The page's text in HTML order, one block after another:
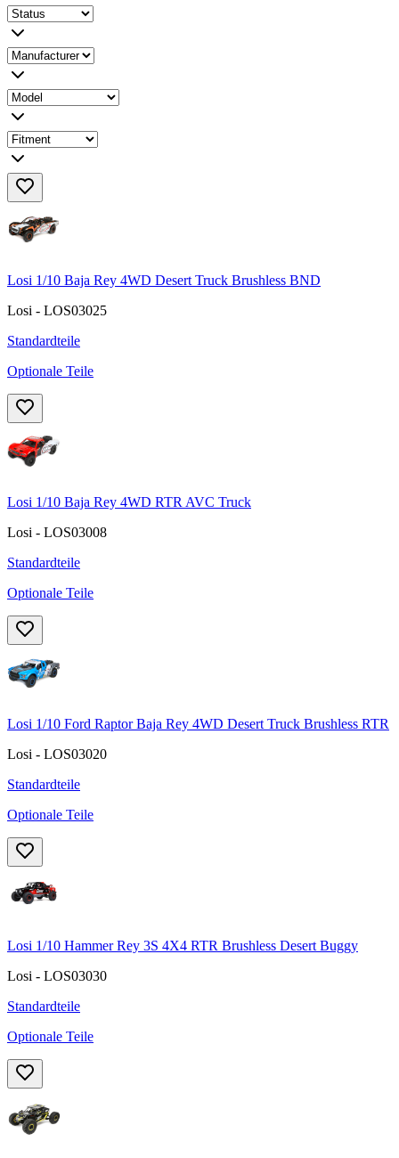
Losi 1/10 Baja Rey 4WD Desert Truck Brushless BND
Losi - LOS03025
Standardteile
Optionale Teile
Losi 1/10 Baja Rey 4WD RTR AVC Truck
Losi - LOS03008
Standardteile
Optionale Teile
Losi 1/10 Ford Raptor Baja Rey 4WD Desert Truck Brushless RTR
Losi - LOS03020
Standardteile
Optionale Teile
Losi 1/10 Hammer Rey 3S 4X4 RTR Brushless Desert Buggy
Losi - LOS03030
Standardteile
Optionale Teile